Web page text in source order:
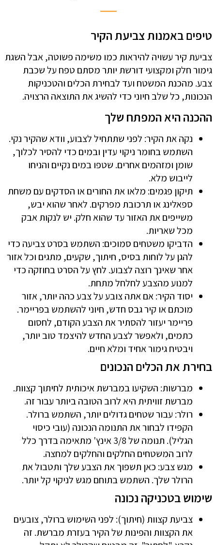
טיפים באמנות צביעת הקיר
צביעת קיר עשויה להיראות כמו משימה פשוטה, אבל השגת
גימור חלק ומקצועי דורשת יותר מסתם טפח על שכבת
צבע. מהכנת המשטח ועד לבחירת הכלים והטכניקות
הנכונות, כל שלב חיוני כדי להשיג את התוצאה הרצויה.
ההכנה היא המפתח שלך
נקה את הקיר: לפני שתתחיל לצבוע, וודא שהקיר נקי.
השתמש בחומר ניקוי עדין ובמים כדי להסיר לכלוך,
שומן ומזהמים אחרים. שטפו במים נקיים והניחו
לייבוש מלא.
תיקון פגמים: מלאו את החורים או הסדקים עם משחת
ספאלינג או תרכובת מפרקים. לאחר שהוא יבש,
משייפים את האזור עד שהוא חלק. יש לנקות אבק
מכל שאריות.
הדביקו משטחים סמוכים: השתמש בסרט צביעה כדי
להגן על לוחות בסיס, חיתוך, שקעים, מתגים וכל אזור
אחר שאינך רוצה לצבוע. לחץ על הסרט בחוזקה כדי
למנוע מהצבע לחלחל מתחת.
יסוד הקיר: אם אתה צובע על צבע כהה יותר, אזור
מוכתם או קיר גבס חדש, חיוני להשתמש בפריימר.
פריימר יעזור להסתיר את הצבע הקודם, לחסום
כתמים, ולאפשר לצבע החדש להיצמד טוב יותר,
ויבטיח גימור אחיד ומלא חיים.
בחירת את הכלים הנכונים
מברשות: השקיעו במברשת איכותית לחיתוך קצוות.
מברשת זוויתית היא לרוב הטובה ביותר עבור זה.
רולר: עבור שטחים גדולים יותר, השתמש ברולר.
הקפידו לבחור את התנומה הנכונה (עובי כיסוי
הגליל). תנומה של 3/8 אינץ' מתאימה בדרך כלל
לרוב המשטחים החלקים והחלקים למחצה.
מגש צבע: כאן תשפוך את הצבע שלך ותטבול את
הרולר שלך. השתמש בתוחם מגש לניקוי קל יותר.
שימוש בטכניקה נכונה
צביעת קצוות (חיתוך): לפני השימוש ברולר, צובעים
את הקצוות והפינות של הקיר בעזרת מברשת. זה